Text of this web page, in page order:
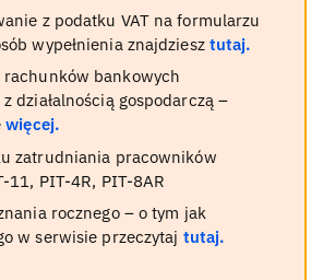
z podatku VAT na formularzu
wypełnienia znajdziesz tutaj.
bankowych
działalnością gospodarczą –
więcej.
zatrudniania pracowników
11, PIT-4R, PIT-8AR
rocznego – o tym jak
w serwisie przeczytaj tutaj.